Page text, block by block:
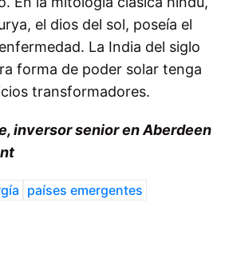
el dios del sol, poseía el
La India del siglo
forma de poder solar tenga
transformadores.
inversor senior en Aberdeen
países emergentes